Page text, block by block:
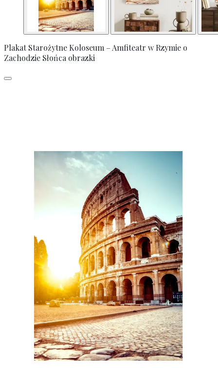
Plakat Starożytne Koloseum – Amfiteatr w Rzymie o
Zachodzie Słońca obrazki